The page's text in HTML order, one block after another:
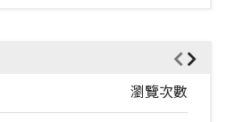
瀏覽次數